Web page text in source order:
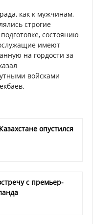
как к мужчинам,
строгие
состоянию
имеют
на гордости за
войсками
опустился
с премьер-